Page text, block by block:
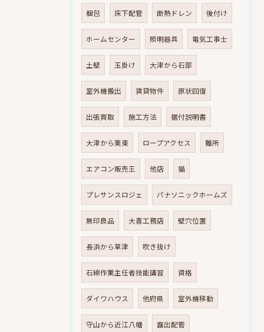
梱包 床下配管 断熱ドレン 後付け
ホームセンター 照明器具 電気工事士
土壁 玉掛け 大津から石部
室外機搬出 賃貸物件 原状回復
出張買取 施工方法 据付説明書
大津から栗東 ロープアクセス 難所
エアコン販売王 他店 猫
プレサンスロジェ パナソニックホームズ
無印良品 大喜工務店 壁穴位置
長浜から草津 吹き抜け
石綿作業主任者技能講習 資格
ダイワハウス 他府県 室外機移動
守山から近江八幡 露出配管